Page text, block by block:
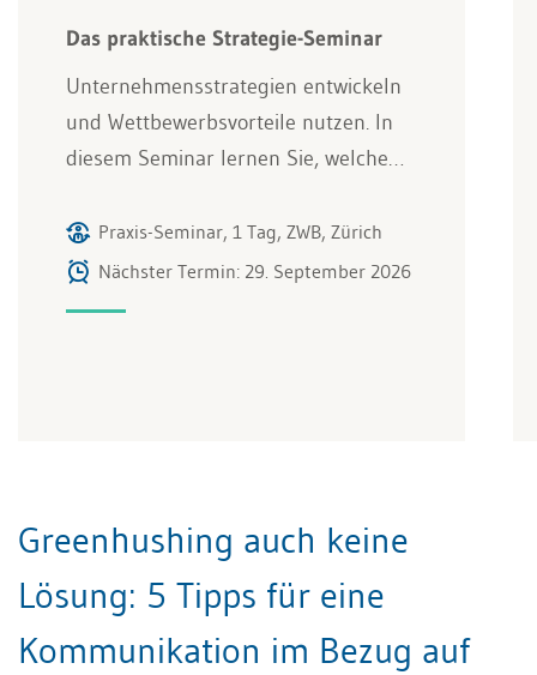
Das praktische Strategie-Seminar
Unternehmensstrategien entwickeln
und Wettbewerbsvorteile nutzen. In
diesem Seminar lernen Sie, welche…
Praxis-Seminar, 1 Tag, ZWB, Zürich
Nächster Termin: 29. September 2026
Greenhushing auch keine
Lösung: 5 Tipps für eine
Kommunikation im Bezug auf